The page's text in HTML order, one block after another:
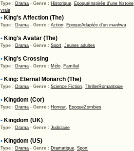
Type : Drama - Genre : Historique, Epoque Inspirée d'une histoire
vraie
• King's Affection (The)
Type : Drama - Genre : Action, EpoqueAdaptée d'un manhwa
• King's Avatar (The)
Type : Drama - Genre : Sport, Jeunes adultes
• King's Crossing
Type : Drama - Genre : Mélo, Familial
• King: Eternal Monarch (The)
Type : Drama - Genre : Science Fiction, ThrillerRomantique
• Kingdom (Cor)
Type : Drama - Genre : Horreur, EpoqueZombies
• Kingdom (UK)
Type : Drama - Genre : Judiciaire
• Kingdom (US)
Type : Drama - Genre : Dramatique, Sport